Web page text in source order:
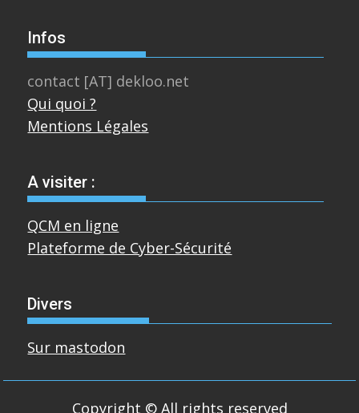
Infos
contact [AT] dekloo.net
Qui quoi ?
Mentions Légales
A visiter :
QCM en ligne
Plateforme de Cyber-Sécurité
Divers
Sur mastodon
Copyright © All rights reserved